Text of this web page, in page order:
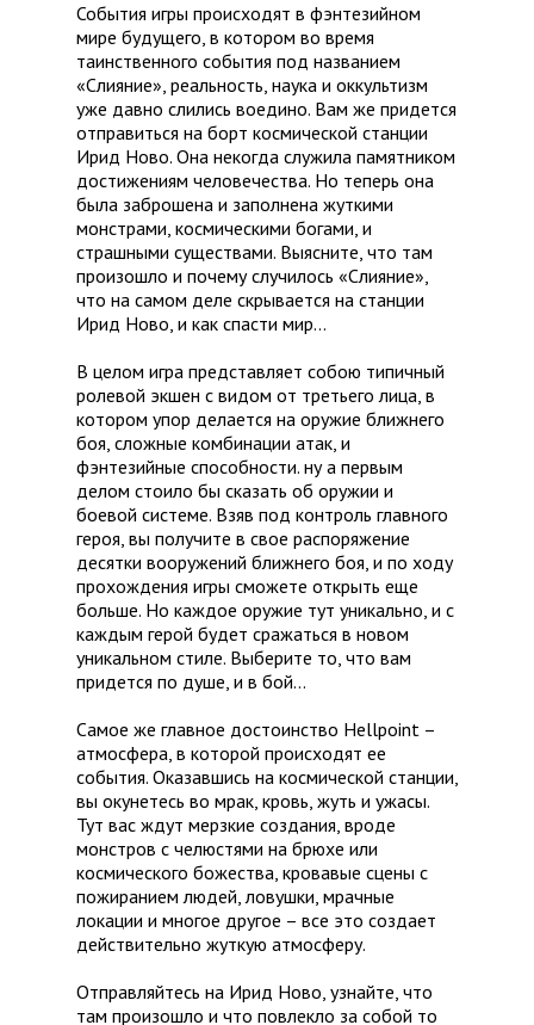
События игры происходят в фэнтезийном
мире будущего, в котором во время
таинственного события под названием
«Слияние», реальность, наука и оккультизм
уже давно слились воедино. Вам же придется
отправиться на борт космической станции
Ирид Ново. Она некогда служила памятником
достижениям человечества. Но теперь она
была заброшена и заполнена жуткими
монстрами, космическими богами, и
страшными существами. Выясните, что там
произошло и почему случилось «Слияние»,
что на самом деле скрывается на станции
Ирид Ново, и как спасти мир…
В целом игра представляет собою типичный
ролевой экшен с видом от третьего лица, в
котором упор делается на оружие ближнего
боя, сложные комбинации атак, и
фэнтезийные способности. ну а первым
делом стоило бы сказать об оружии и
боевой системе. Взяв под контроль главного
героя, вы получите в свое распоряжение
десятки вооружений ближнего боя, и по ходу
прохождения игры сможете открыть еще
больше. Но каждое оружие тут уникально, и с
каждым герой будет сражаться в новом
уникальном стиле. Выберите то, что вам
придется по душе, и в бой…
Самое же главное достоинство Hellpoint –
атмосфера, в которой происходят ее
события. Оказавшись на космической станции,
вы окунетесь во мрак, кровь, жуть и ужасы.
Тут вас ждут мерзкие создания, вроде
монстров с челюстями на брюхе или
космического божества, кровавые сцены с
пожиранием людей, ловушки, мрачные
локации и многое другое – все это создает
действительно жуткую атмосферу.
Отправляйтесь на Ирид Ново, узнайте, что
там произошло и что повлекло за собой то